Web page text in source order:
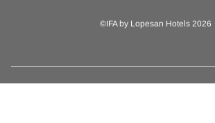
©IFA by Lopesan Hotels 2026